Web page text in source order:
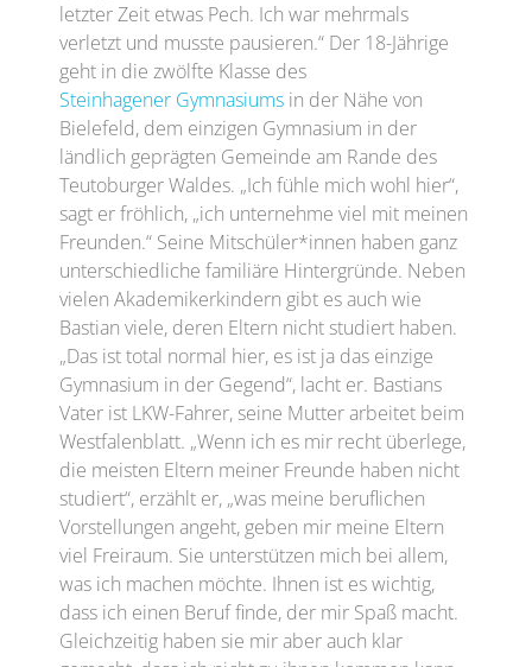
letzter Zeit etwas Pech. Ich war mehrmals
verletzt und musste pausieren.“ Der 18-Jährige
geht in die zwölfte Klasse des
Steinhagener Gymnasiums in der Nähe von
Bielefeld, dem einzigen Gymnasium in der
ländlich geprägten Gemeinde am Rande des
Teutoburger Waldes. „Ich fühle mich wohl hier“,
sagt er fröhlich, „ich unternehme viel mit meinen
Freunden.“ Seine Mitschüler*innen haben ganz
unterschiedliche familiäre Hintergründe. Neben
vielen Akademikerkindern gibt es auch wie
Bastian viele, deren Eltern nicht studiert haben.
„Das ist total normal hier, es ist ja das einzige
Gymnasium in der Gegend“, lacht er. Bastians
Vater ist LKW-Fahrer, seine Mutter arbeitet beim
Westfalenblatt. „Wenn ich es mir recht überlege,
die meisten Eltern meiner Freunde haben nicht
studiert“, erzählt er, „was meine beruflichen
Vorstellungen angeht, geben mir meine Eltern
viel Freiraum. Sie unterstützen mich bei allem,
was ich machen möchte. Ihnen ist es wichtig,
dass ich einen Beruf finde, der mir Spaß macht.
Gleichzeitig haben sie mir aber auch klar